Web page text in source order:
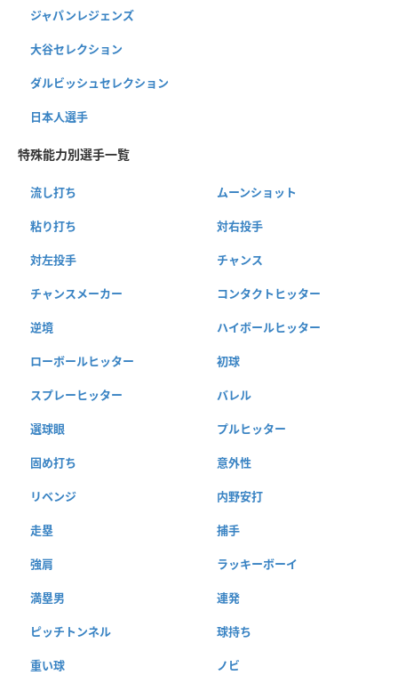
ジャパンレジェンズ
大谷セレクション
ダルビッシュセレクション
日本人選手
特殊能力別選手一覧
流し打ち ムーンショット
粘り打ち 対右投手
対左投手 チャンス
チャンスメーカー コンタクトヒッター
逆境 ハイボールヒッター
ローボールヒッター 初球
スプレーヒッター バレル
選球眼 プルヒッター
固め打ち 意外性
リベンジ 内野安打
走塁 捕手
強肩 ラッキーボーイ
満塁男 連発
ピッチトンネル 球持ち
重い球 ノビ